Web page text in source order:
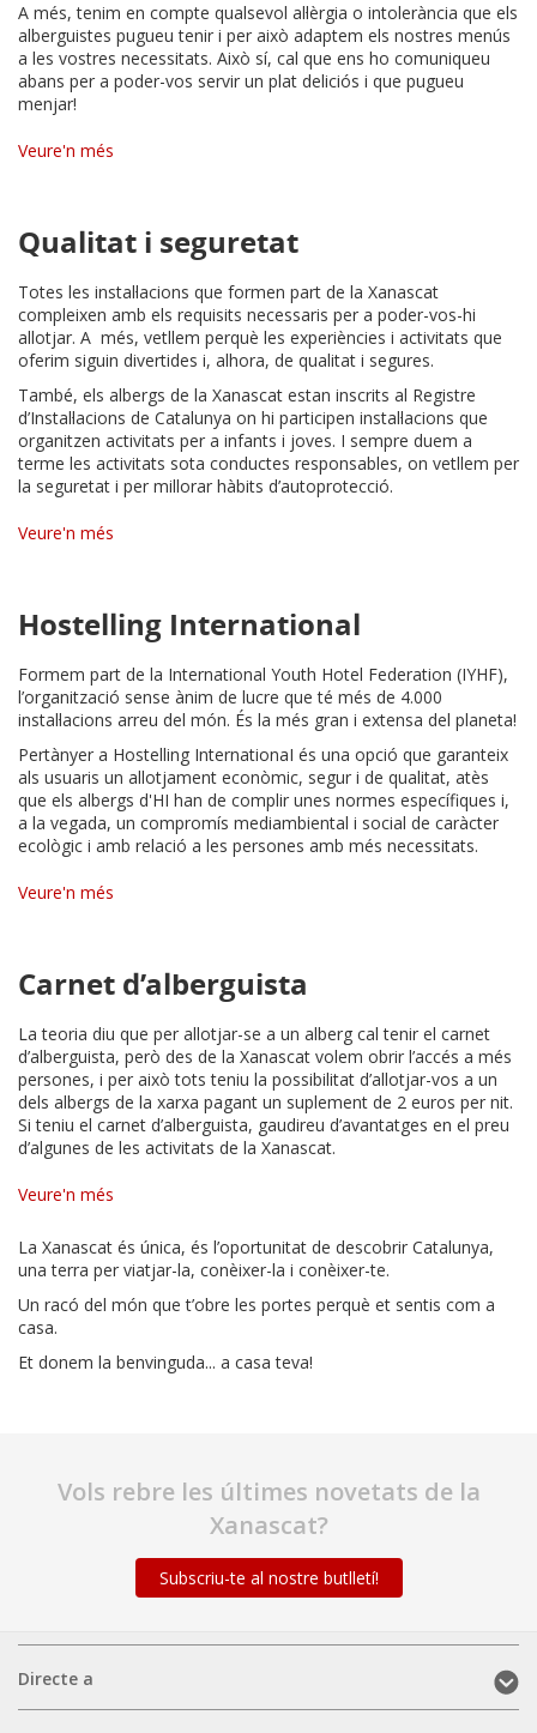
A més, tenim en compte qualsevol al·lèrgia o intolerància que els
alberguistes pugueu tenir i per això adaptem els nostres menús
a les vostres necessitats. Això sí, cal que ens ho comuniqueu
abans per a poder-vos servir un plat deliciós i que pugueu
menjar!
Veure'n més
Qualitat i seguretat
Totes les instal·lacions que formen part de la Xanascat
compleixen amb els requisits necessaris per a poder-vos-hi
allotjar. A més, vetllem perquè les experiències i activitats que
oferim siguin divertides i, alhora, de qualitat i segures.
També, els albergs de la Xanascat estan inscrits al Registre
d’Instal·lacions de Catalunya on hi participen instal·lacions que
organitzen activitats per a infants i joves. I sempre duem a
terme les activitats sota conductes responsables, on vetllem per
la seguretat i per millorar hàbits d’autoprotecció.
Veure'n més
Hostelling International
Formem part de la International Youth Hotel Federation (IYHF),
l’organització sense ànim de lucre que té més de 4.000
instal·lacions arreu del món. És la més gran i extensa del planeta!
Pertànyer a Hostelling InternationaI és una opció que garanteix
als usuaris un allotjament econòmic, segur i de qualitat, atès
que els albergs d'HI han de complir unes normes específiques i,
a la vegada, un compromís mediambiental i social de caràcter
ecològic i amb relació a les persones amb més necessitats.
Veure'n més
Carnet d’alberguista
La teoria diu que per allotjar-se a un alberg cal tenir el carnet
d’alberguista, però des de la Xanascat volem obrir l’accés a més
persones, i per això tots teniu la possibilitat d’allotjar-vos a un
dels albergs de la xarxa pagant un suplement de 2 euros per nit.
Si teniu el carnet d’alberguista, gaudireu d’avantatges en el preu
d’algunes de les activitats de la Xanascat.
Veure'n més
La Xanascat és única, és l’oportunitat de descobrir Catalunya,
una terra per viatjar-la, conèixer-la i conèixer-te.
Un racó del món que t’obre les portes perquè et sentis com a
casa.
Et donem la benvinguda... a casa teva!
Vols rebre les últimes novetats de la
Xanascat?
Subscriu-te al nostre butlletí!
Directe
a
Directe a